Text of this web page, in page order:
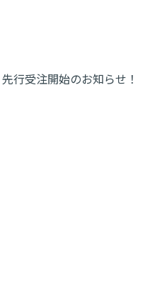
行受注開始のお知らせ！